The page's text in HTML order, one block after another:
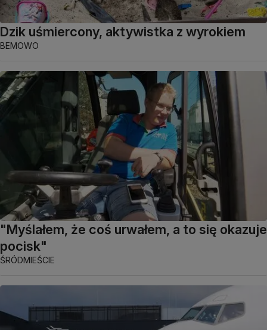
Dzik uśmiercony, aktywistka z wyrokiem
BEMOWO
"Myślałem, że coś urwałem, a to się okazuje
pocisk"
ŚRÓDMIEŚCIE